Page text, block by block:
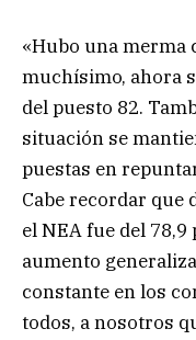
«Hubo una merma
muchísimo, ahora
del puesto 82.
situación se
puestas en
Cabe recordar
el NEA fue del
aumento
constante en los
todos, a nosotros